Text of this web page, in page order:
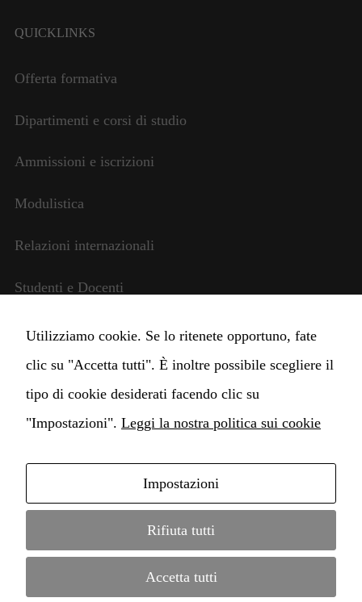
QUICKLINKS
Offerta formativa
Dipartimenti e corsi di studio
Ammissioni e iscrizioni
Modulistica
Relazioni internazionali
Studenti e Docenti
Amministrazione trasparente
Cambia impostazioni Cookie
Copyright © 2021 Istituto di alta Formazione
Conservatorio Claudio Monteverdi • webdesign by
MD Service•informazione legale•protezione dati
Utilizziamo cookie. Se lo ritenete opportuno, fate
clic su "Accetta tutti". È inoltre possibile scegliere il
tipo di cookie desiderati facendo clic su
"Impostazioni". Leggi la nostra politica sui cookie
Impostazioni
Rifiuta tutti
Accetta tutti
facoltativi.
Sono necessari
per il
funzionamento
del sito web.